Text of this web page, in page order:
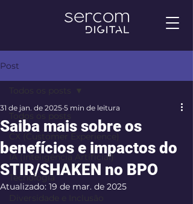
Post
Todos os posts
CX (Customer Experience)
IA (Inteligência Artificial)
Tecnologia
Diversidade e Inclusão
Todos os posts
Saiba mais sobre os
benefícios e impactos do
STIR/SHAKEN no BPO
31 de jan. de 2025 5 min de leitura
Atualizado: 19 de mar. de 2025